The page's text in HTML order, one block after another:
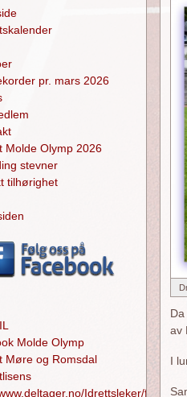
av
I
pr. mars 2026
Molde Olymp 2026
stevner
tilhørighet
Molde Olymp
Møre og Romsdal
Idrettsleker/forside